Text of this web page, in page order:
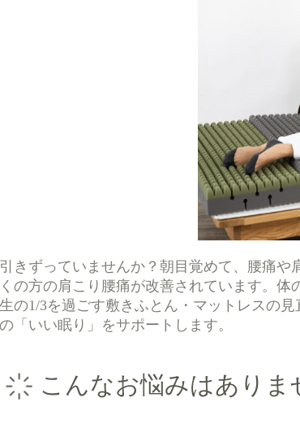
きずっていませんか？朝目覚めて、腰痛や
の方の肩こり腰痛が改善されています。体
の1/3を過ごす敷きふとん・マットレスの
「いい眠り」をサポートします。
こんなお悩みはありま